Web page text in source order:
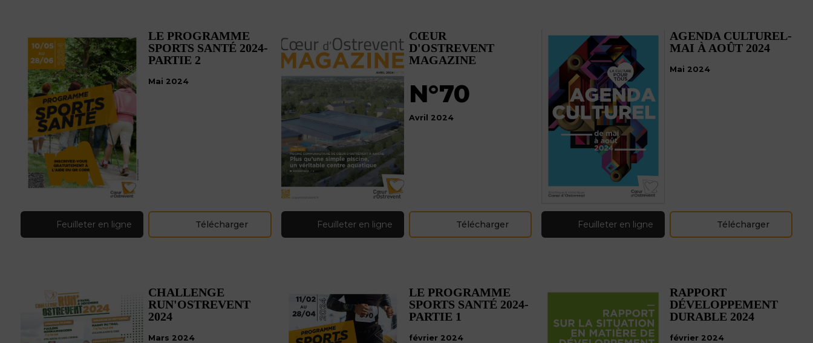
LE PROGRAMME
SPORTS SANTÉ 2024-
PARTIE 2
Mai 2024
Feuilleter en ligne Télécharger
CŒUR
D'OSTREVENT
MAGAZINE
N°70
Avril 2024
Feuilleter en ligne Télécharger
AGENDA CULTUREL-
MAI À AOÛT 2024
Mai 2024
Feuilleter en ligne Télécharger
CHALLENGE
RUN'OSTREVENT
2024
Mars 2024
LE PROGRAMME
SPORTS SANTÉ 2024-
PARTIE 1
février 2024
RAPPORT
DÉVELOPPEMENT
DURABLE 2024
février 2024